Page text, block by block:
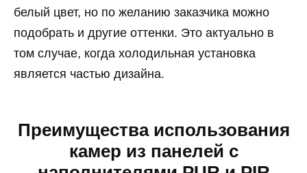
белый цвет, но по желанию заказчика можно
подобрать и другие оттенки. Это актуально в
том случае, когда холодильная установка
является частью дизайна.
Преимущества использования
камер из панелей с